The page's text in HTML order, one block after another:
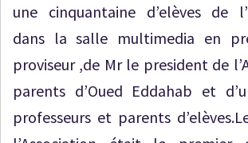
une cinquantaine d’elèves de
dans la salle multimedia en
proviseur ,de Mr le president de
parents d’Oued Eddahab et
professeurs et parents